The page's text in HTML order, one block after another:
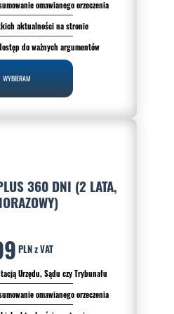
omawianego orzeczenia
aktualności na stronie
do ważnych argumentów
WYBIERAM
360 DNI (2 LATA,
PLN z VAT
Urzędu, Sądu czy Trybunału
omawianego orzeczenia